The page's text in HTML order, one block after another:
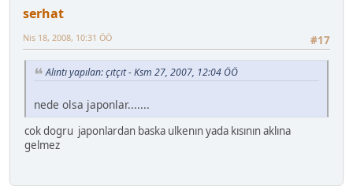
serhat
#17
Nis 18, 2008, 10:31 ÖÖ
Alıntı yapılan: çıtçıt - Ksm 27, 2007, 12:04 ÖÖ
nede olsa japonlar.......
cok dogru japonlardan baska ulkenın yada kısının aklına
gelmez